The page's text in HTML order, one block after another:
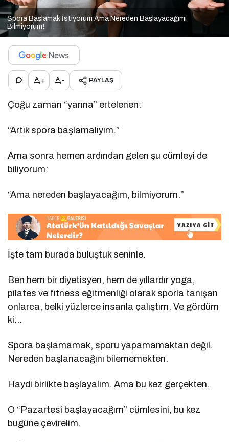
Spora Başlamak İstiyorum Ama Nereden Başlayacağımı
Bilmiyorum!
+ - PAYLAŞ
Çoğu zaman “yarına” ertelenen:
“Artık spora başlamalıyım.”
Ama sonra hemen ardından gelen şu cümleyi de
biliyorum:
“Ama nereden başlayacağım, bilmiyorum.”
İşte tam burada buluştuk seninle.
Ben hem bir diyetisyen, hem de yıllardır yoga,
pilates ve fitness eğitmenliği olarak sporla tanışan
onlarca, belki yüzlerce insanla çalıştım. Ve gördüm
ki…
Spora başlamamak, sporu yapamamaktan değil.
Nereden başlanacağını bilememekten.
Haydi birlikte başlayalım. Ama bu kez gerçekten.
O “Pazartesi başlayacağım” cümlesini, bu kez
bugüne çevirelim.